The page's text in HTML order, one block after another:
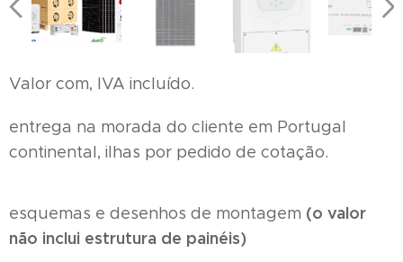
Valor com, IVA incluído.
entrega na morada do cliente em Portugal
continental, ilhas por pedido de cotação.
esquemas e desenhos de montagem (o valor
não inclui estrutura de painéis)